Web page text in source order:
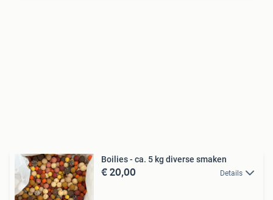
Boilies - ca. 5 kg diverse smaken
€ 20,00 Details